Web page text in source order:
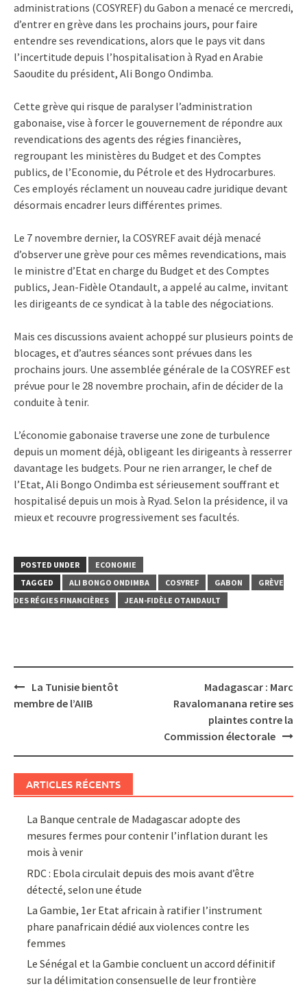
administrations (COSYREF) du Gabon a menacé ce mercredi,
d’entrer en grève dans les prochains jours, pour faire
entendre ses revendications, alors que le pays vit dans
l’incertitude depuis l’hospitalisation à Ryad en Arabie
Saoudite du président, Ali Bongo Ondimba.
Cette grève qui risque de paralyser l’administration
gabonaise, vise à forcer le gouvernement de répondre aux
revendications des agents des régies financières,
regroupant les ministères du Budget et des Comptes
publics, de l’Economie, du Pétrole et des Hydrocarbures.
Ces employés réclament un nouveau cadre juridique devant
désormais encadrer leurs différentes primes.
Le 7 novembre dernier, la COSYREF avait déjà menacé
d’observer une grève pour ces mêmes revendications, mais
le ministre d’Etat en charge du Budget et des Comptes
publics, Jean-Fidèle Otandault, a appelé au calme, invitant
les dirigeants de ce syndicat à la table des négociations.
Mais ces discussions avaient achoppé sur plusieurs points de
blocages, et d’autres séances sont prévues dans les
prochains jours. Une assemblée générale de la COSYREF est
prévue pour le 28 novembre prochain, afin de décider de la
conduite à tenir.
L’économie gabonaise traverse une zone de turbulence
depuis un moment déjà, obligeant les dirigeants à resserrer
davantage les budgets. Pour ne rien arranger, le chef de
l’Etat, Ali Bongo Ondimba est sérieusement souffrant et
hospitalisé depuis un mois à Ryad. Selon la présidence, il va
mieux et recouvre progressivement ses facultés.
POSTED UNDER
ECONOMIE
TAGGED
ALI BONGO ONDIMBA COSYREF GABON
GRÈVE
DES RÉGIES FINANCIÈRES
JEAN-FIDÈLE OTANDAULT
Post
navigation
La Tunisie bientôt
membre de l’AIIB
Madagascar : Marc
Ravalomanana retire ses
plaintes contre la
Commission électorale
ARTICLES RÉCENTS
La Banque centrale de Madagascar adopte des
mesures fermes pour contenir l’inflation durant les
mois à venir
RDC : Ebola circulait depuis des mois avant d’être
détecté, selon une étude
La Gambie, 1er Etat africain à ratifier l’instrument
phare panafricain dédié aux violences contre les
femmes
Le Sénégal et la Gambie concluent un accord définitif
sur la délimitation consensuelle de leur frontière